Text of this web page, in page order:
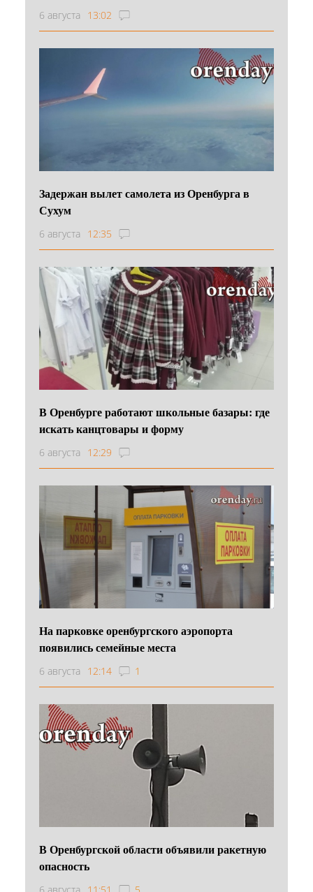
6 августа 13:02
Задержан вылет самолета из Оренбурга в
Сухум
6 августа 12:35
В Оренбурге работают школьные базары: где
искать канцтовары и форму
6 августа 12:29
На парковке оренбургского аэропорта
появились семейные места
6 августа 12:14 1
В Оренбургской области объявили ракетную
опасность